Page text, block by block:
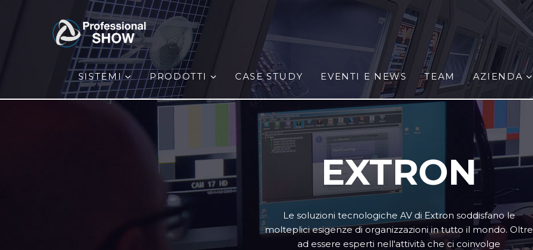
SISTEMI PRODOTTI CASE STUDY EVENTI E NEWS TEAM AZIENDA
EXTRON
Le soluzioni tecnologiche AV di Extron soddisfano le
molteplici esigenze di organizzazioni in tutto il mondo. Oltre
ad essere esperti nell'attività che ci coinvolge